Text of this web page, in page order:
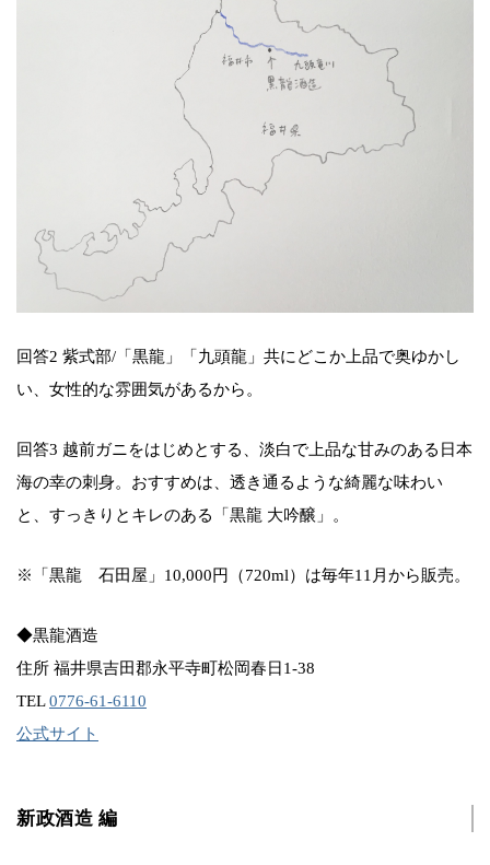
回答2 紫式部/「黒龍」「九頭龍」共にどこか上品で奥ゆかし
い、女性的な雰囲気があるから。
回答3 越前ガニをはじめとする、淡白で上品な甘みのある日本
海の幸の刺身。おすすめは、透き通るような綺麗な味わい
と、すっきりとキレのある「黒龍 大吟醸」。
※「黒龍 石田屋」10,000円（720ml）は毎年11月から販売。
◆黒龍酒造
住所 福井県吉田郡永平寺町松岡春日1-38
TEL0776-61-6110
公式サイト
新政酒造 編